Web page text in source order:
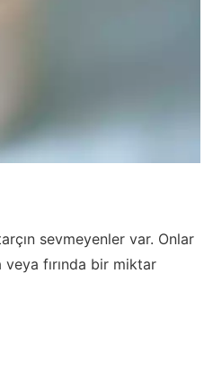
sevmeyenler var. Onlar
fırında bir miktar